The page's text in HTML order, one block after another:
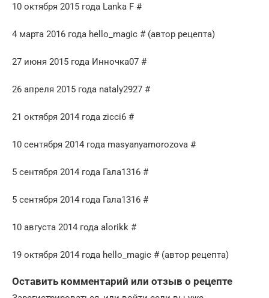
10 октября 2015 года Lanka F #
4 марта 2016 года hello_magic # (автор рецепта)
27 июня 2015 года Инночка07 #
26 апреля 2015 года nataly2927 #
21 октября 2014 года zicci6 #
10 сентября 2014 года masyanyamorozova #
5 сентября 2014 года Гала1316 #
5 сентября 2014 года Гала1316 #
10 августа 2014 года alorikk #
19 октября 2014 года hello_magic # (автор рецепта)
Оставить комментарий или отзыв о рецепте